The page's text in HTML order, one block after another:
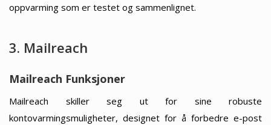
oppvarming som er testet og sammenlignet.
3. Mailreach
Mailreach Funksjoner
Mailreach skiller seg ut for sine robuste
kontovarmingsmuligheter, designet for å forbedre e-post